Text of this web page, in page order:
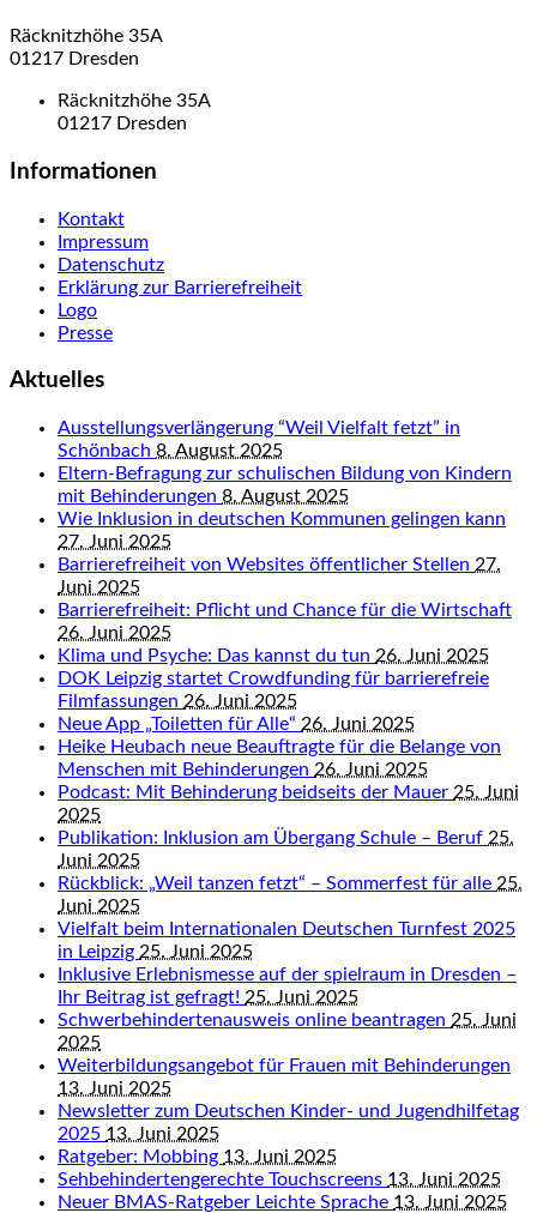
Räcknitzhöhe 35A
01217 Dresden
Räcknitzhöhe 35A
01217 Dresden
Informationen
Kontakt
Impressum
Datenschutz
Erklärung zur Barrierefreiheit
Logo
Presse
Aktuelles
Ausstellungsverlängerung “Weil Vielfalt fetzt” in
Schönbach 8. August 2025
Eltern-Befragung zur schulischen Bildung von Kindern
mit Behinderungen 8. August 2025
Wie Inklusion in deutschen Kommunen gelingen kann
27. Juni 2025
Barrierefreiheit von Websites öffentlicher Stellen 27.
Juni 2025
Barrierefreiheit: Pflicht und Chance für die Wirtschaft
26. Juni 2025
Klima und Psyche: Das kannst du tun 26. Juni 2025
DOK Leipzig startet Crowdfunding für barrierefreie
Filmfassungen 26. Juni 2025
Neue App „Toiletten für Alle“ 26. Juni 2025
Heike Heubach neue Beauftragte für die Belange von
Menschen mit Behinderungen 26. Juni 2025
Podcast: Mit Behinderung beidseits der Mauer 25. Juni
2025
Publikation: Inklusion am Übergang Schule – Beruf 25.
Juni 2025
Rückblick: „Weil tanzen fetzt“ – Sommerfest für alle 25.
Juni 2025
Vielfalt beim Internationalen Deutschen Turnfest 2025
in Leipzig 25. Juni 2025
Inklusive Erlebnismesse auf der spielraum in Dresden –
Ihr Beitrag ist gefragt! 25. Juni 2025
Schwerbehindertenausweis online beantragen 25. Juni
2025
Weiterbildungsangebot für Frauen mit Behinderungen
13. Juni 2025
Newsletter zum Deutschen Kinder- und Jugendhilfetag
2025 13. Juni 2025
Ratgeber: Mobbing 13. Juni 2025
Sehbehindertengerechte Touchscreens 13. Juni 2025
Neuer BMAS-Ratgeber Leichte Sprache 13. Juni 2025